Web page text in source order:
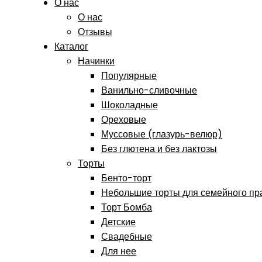
О нас
О нас
Отзывы
Каталог
Начинки
Популярные
Ванильно-сливочные
Шоколадные
Ореховые
Муссовые (глазурь-велюр)
Без глютена и без лактозы
Торты
Бенто-торт
Небольшие торты для семейного
Торт Бомба
Детские
Свадебные
Для нее